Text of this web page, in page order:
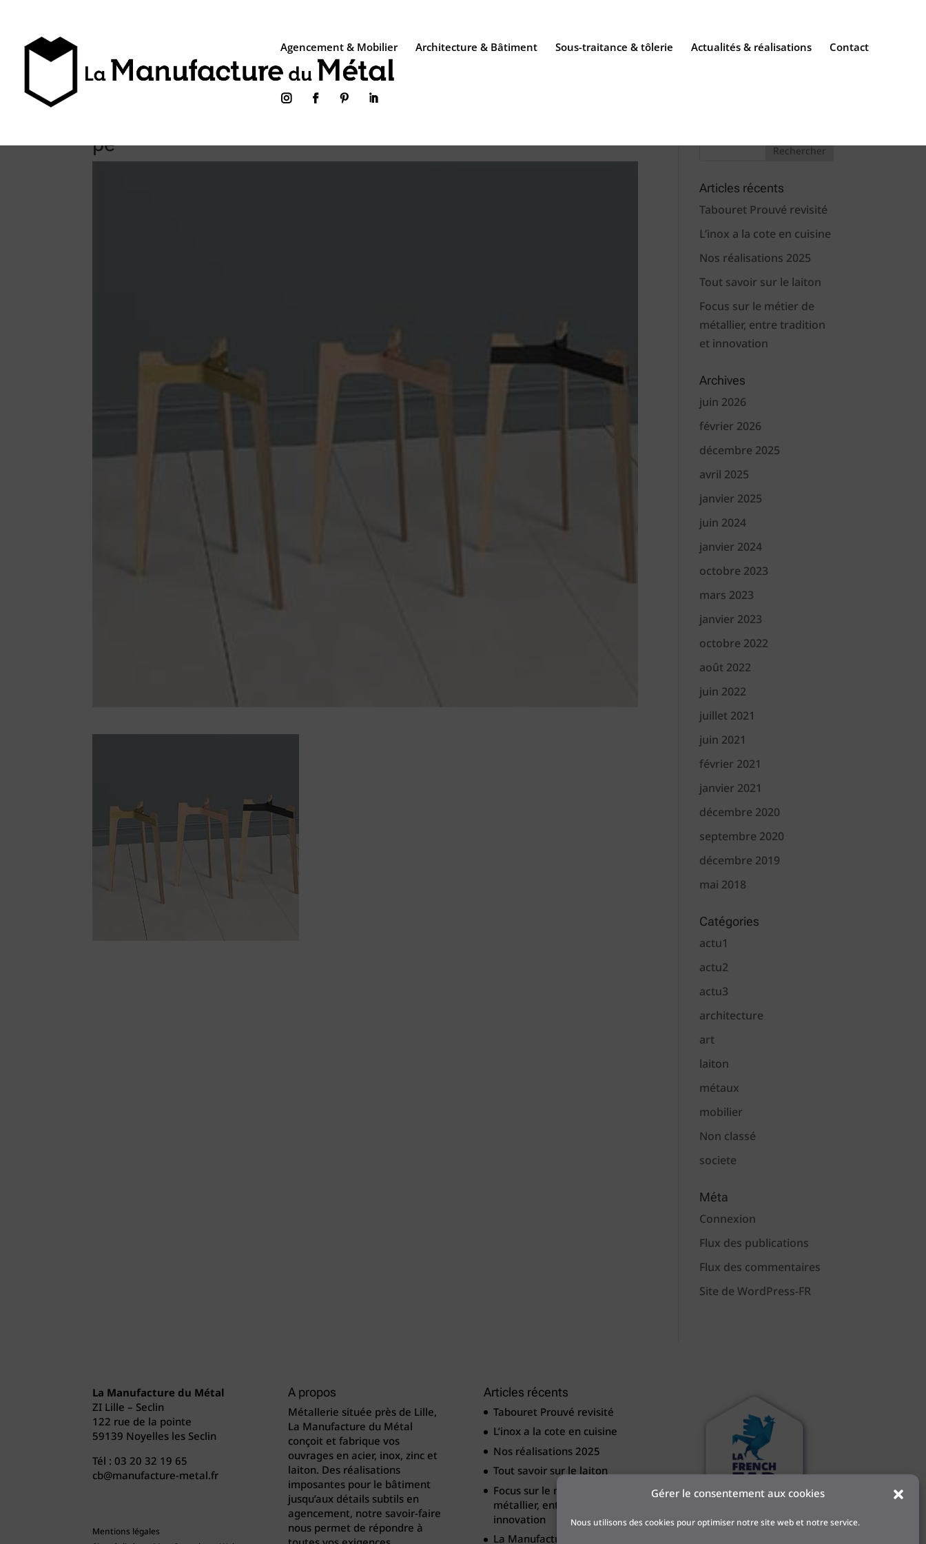
Gérer le consentement aux cookies
Nous utilisons des cookies pour optimiser notre site web et notre service.
Agencement & Mobilier Architecture & Bâtiment Sous-traitance & tôlerie Actualités & réalisations Contact
   
pe
Articles récents
Tabouret Prouvé revisité
L’inox a la cote en cuisine
Nos réalisations 2025
Tout savoir sur le laiton
Focus sur le métier de
métallier, entre tradition
et innovation
Archives
juin 2026
février 2026
décembre 2025
avril 2025
janvier 2025
juin 2024
janvier 2024
octobre 2023
mars 2023
janvier 2023
octobre 2022
août 2022
juin 2022
juillet 2021
juin 2021
février 2021
janvier 2021
décembre 2020
septembre 2020
décembre 2019
mai 2018
Catégories
actu1
actu2
actu3
architecture
art
laiton
métaux
mobilier
Non classé
societe
Méta
Connexion
Flux des publications
Flux des commentaires
Site de WordPress-FR
La Manufacture du Métal
ZI Lille – Seclin
122 rue de la pointe
59139 Noyelles les Seclin
Tél :03 20 32 19 65
cb@manufacture-metal.fr
Mentions légales
A propos
Métallerie située près de Lille,
La Manufacture du Métal
conçoit et fabrique vos
ouvrages en acier, inox, zinc et
laiton. Des réalisations
imposantes pour le bâtiment
jusqu’aux détails subtils en
agencement, notre savoir-faire
nous permet de répondre à
Articles récents
Tabouret Prouvé revisité
L’inox a la cote en cuisine
Nos réalisations 2025
Tout savoir sur le laiton
Focus sur le métier de
métallier, entre tradition et
innovation
La Manufacture du Métal